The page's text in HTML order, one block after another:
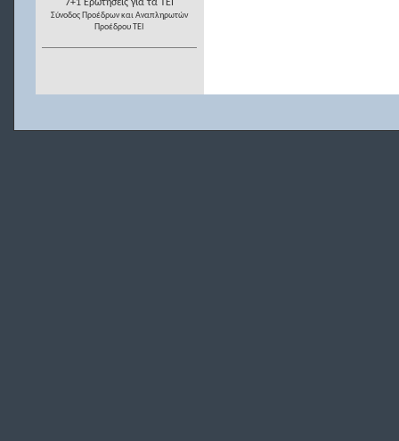
7+1 Ερωτήσεις για τα ΤΕΙ
Σύνοδος Προέδρων και Αναπληρωτών
Προέδρου ΤΕΙ